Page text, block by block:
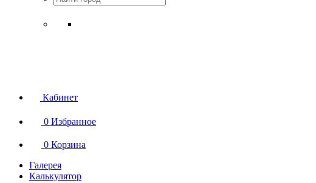
Кабинет
0 Избранное
0 Корзина
Галерея
Калькулятор